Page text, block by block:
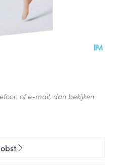
of e-mail, dan bekijken